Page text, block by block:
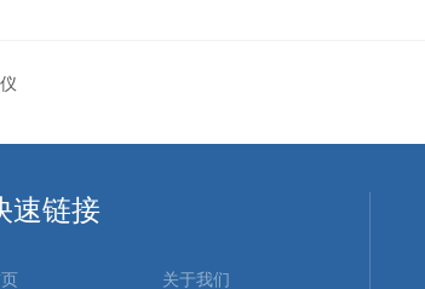
速链接
关于我们